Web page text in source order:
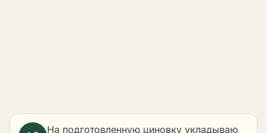
На подготовленную циновку укладываю